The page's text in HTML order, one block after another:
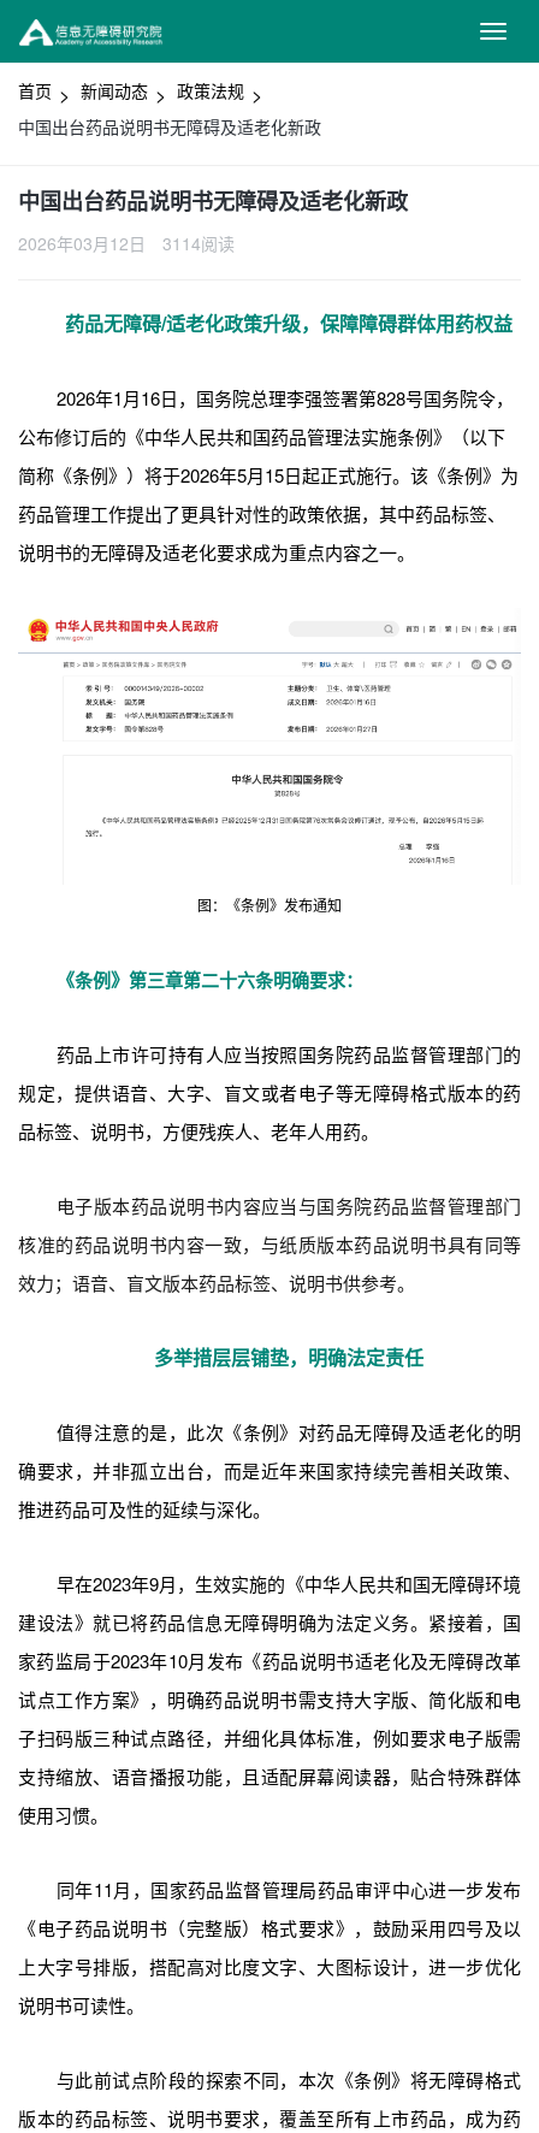
首页 新闻动态
政策法规
中国出台药品说明书无障碍及适老化新政
中国出台药品说明书无障碍及适老化新政
2026年03月12日 3114阅读
药品无障碍/适老化政策升级，保障障碍群体用药权益
2026年1月16日，国务院总理李强签署第828号国务院令，
公布修订后的《中华人民共和国药品管理法实施条例》（以下
简称《条例》）将于2026年5月15日起正式施行。该《条例》为
药品管理工作提出了更具针对性的政策依据，其中药品标签、
说明书的无障碍及适老化要求成为重点内容之一。
图：《条例》发布通知
《条例》第三章第二十六条明确要求：
药品上市许可持有人应当按照国务院药品监督管理部门的
规定，提供语音、大字、盲文或者电子等无障碍格式版本的药
品标签、说明书，方便残疾人、老年人用药。
电子版本药品说明书内容应当与国务院药品监督管理部门
核准的药品说明书内容一致，与纸质版本药品说明书具有同等
效力；语音、盲文版本药品标签、说明书供参考。
多举措层层铺垫，明确法定责任
值得注意的是，此次《条例》对药品无障碍及适老化的明
确要求，并非孤立出台，而是近年来国家持续完善相关政策、
推进药品可及性的延续与深化。
早在2023年9月，生效实施的《中华人民共和国无障碍环境
建设法》就已将药品信息无障碍明确为法定义务。紧接着，国
家药监局于2023年10月发布《药品说明书适老化及无障碍改革
试点工作方案》，明确药品说明书需支持大字版、简化版和电
子扫码版三种试点路径，并细化具体标准，例如要求电子版需
支持缩放、语音播报功能，且适配屏幕阅读器，贴合特殊群体
使用习惯。
同年11月，国家药品监督管理局药品审评中心进一步发布
《电子药品说明书（完整版）格式要求》，鼓励采用四号及以
上大字号排版，搭配高对比度文字、大图标设计，进一步优化
说明书可读性。
与此前试点阶段的探索不同，本次《条例》将无障碍格式
版本的药品标签、说明书要求，覆盖至所有上市药品，成为药